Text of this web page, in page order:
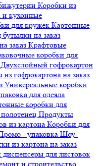
Коробки из
и кухонные
для кружек Картонные
на заказ
заказ Крафтовые
коробки для
Двухслойный гофрокартон
гофрокартона на заказ
Универсальные коробки
для одеяла
коробки для
Продукты
из картона Коробки для
- упаковка Шоу-
из картона на заказ
для листовок
и строительство